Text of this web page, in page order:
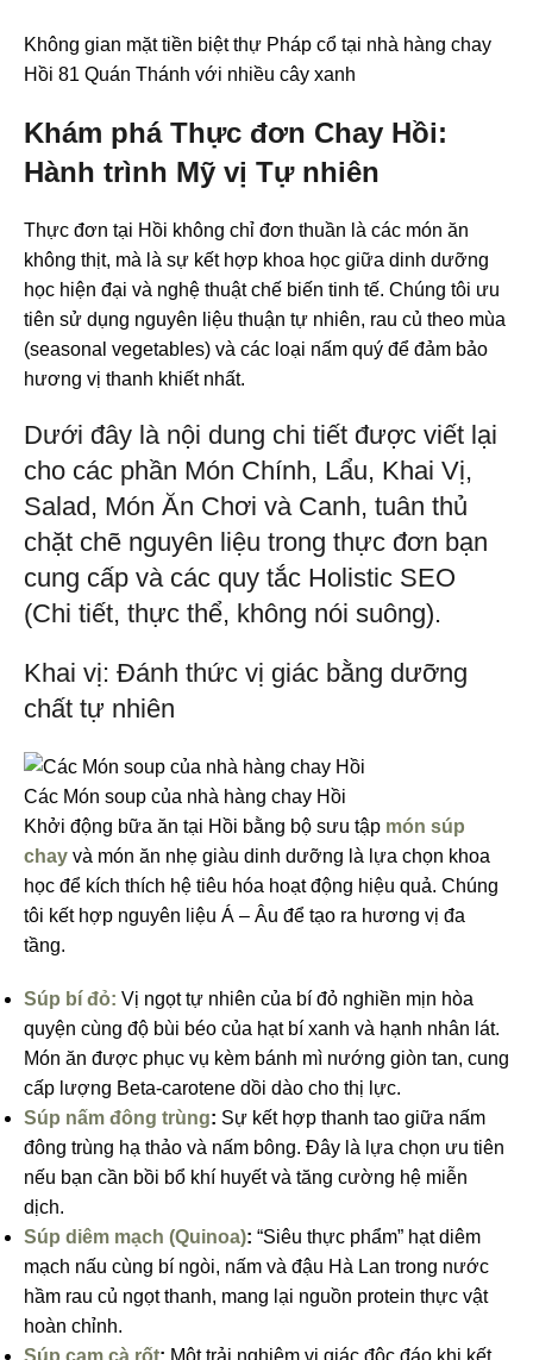
Không gian mặt tiền biệt thự Pháp cổ tại nhà hàng chay
Hồi 81 Quán Thánh với nhiều cây xanh
Khám phá Thực đơn Chay Hồi:
Hành trình Mỹ vị Tự nhiên
Thực đơn tại Hồi không chỉ đơn thuần là các món ăn
không thịt, mà là sự kết hợp khoa học giữa dinh dưỡng
học hiện đại và nghệ thuật chế biến tinh tế. Chúng tôi ưu
tiên sử dụng nguyên liệu thuận tự nhiên, rau củ theo mùa
(seasonal vegetables) và các loại nấm quý để đảm bảo
hương vị thanh khiết nhất.
Dưới đây là nội dung chi tiết được viết lại
cho các phần Món Chính, Lẩu, Khai Vị,
Salad, Món Ăn Chơi và Canh, tuân thủ
chặt chẽ nguyên liệu trong thực đơn bạn
cung cấp và các quy tắc Holistic SEO
(Chi tiết, thực thể, không nói suông).
Khai vị: Đánh thức vị giác bằng dưỡng
chất tự nhiên
Các Món soup của nhà hàng chay Hồi
Khởi động bữa ăn tại Hồi bằng bộ sưu tập món súp
chay và món ăn nhẹ giàu dinh dưỡng là lựa chọn khoa
học để kích thích hệ tiêu hóa hoạt động hiệu quả. Chúng
tôi kết hợp nguyên liệu Á – Âu để tạo ra hương vị đa
tầng.
Súp bí đỏ: Vị ngọt tự nhiên của bí đỏ nghiền mịn hòa
quyện cùng độ bùi béo của hạt bí xanh và hạnh nhân lát.
Món ăn được phục vụ kèm bánh mì nướng giòn tan, cung
cấp lượng Beta-carotene dồi dào cho thị lực.
Súp nấm đông trùng: Sự kết hợp thanh tao giữa nấm
đông trùng hạ thảo và nấm bông. Đây là lựa chọn ưu tiên
nếu bạn cần bồi bổ khí huyết và tăng cường hệ miễn
dịch.
Súp diêm mạch (Quinoa): “Siêu thực phẩm” hạt diêm
mạch nấu cùng bí ngòi, nấm và đậu Hà Lan trong nước
hầm rau củ ngọt thanh, mang lại nguồn protein thực vật
hoàn chỉnh.